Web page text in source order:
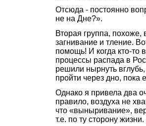
Отсюда - постоянно
не на Дне?».
Вторая группа,
загнивание и тление.
помощь! И когда кто-то
процессы распада в
решили нырнуть
пройти через дно, пока
Однако я привела два
правило, воздуха не
что «выныривание»,
т.е. по ту сторону жизни.